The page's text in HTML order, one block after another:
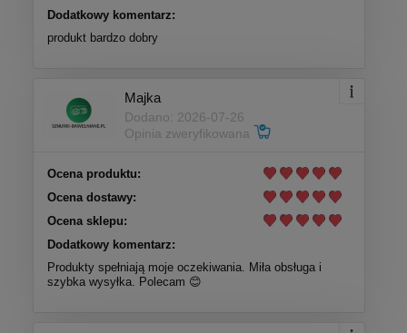
Dodatkowy komentarz:
produkt bardzo dobry
Majka
Dodano: 2026-07-26
Opinia zweryfikowana
Ocena produktu:
Ocena dostawy:
Ocena sklepu:
Dodatkowy komentarz:
Produkty spełniają moje oczekiwania. Miła obsługa i
szybka wysyłka. Polecam 😊